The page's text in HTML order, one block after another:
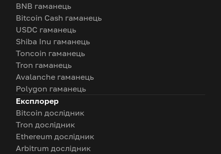
BNB гаманець
Bitcoin Cash гаманець
USDC гаманець
Shiba Inu гаманець
Toncoin гаманець
Tron гаманець
Avalanche гаманець
Polygon гаманець
Експлорер
Bitcoin дослідник
Tron дослідник
Ethereum дослідник
Arbitrum дослідник